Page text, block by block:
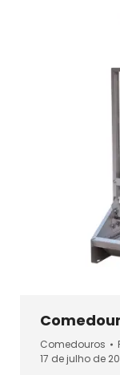
Comedouros
17 de julho de